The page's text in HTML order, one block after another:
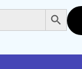
SEARCH BUTTON